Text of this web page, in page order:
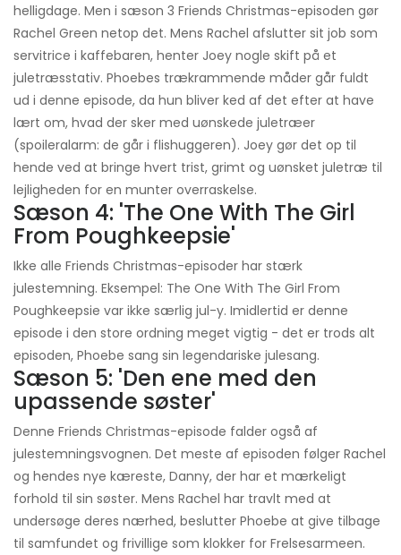
helligdage. Men i sæson 3 Friends Christmas-episoden gør
Rachel Green netop det. Mens Rachel afslutter sit job som
servitrice i kaffebaren, henter Joey nogle skift på et
juletræsstativ. Phoebes trækrammende måder går fuldt
ud i denne episode, da hun bliver ked af det efter at have
lært om, hvad der sker med uønskede juletræer
(spoileralarm: de går i flishuggeren). Joey gør det op til
hende ved at bringe hvert trist, grimt og uønsket juletræ til
lejligheden for en munter overraskelse.
Sæson 4: 'The One With The Girl
From Poughkeepsie'
Ikke alle Friends Christmas-episoder har stærk
julestemning. Eksempel: The One With The Girl From
Poughkeepsie var ikke særlig jul-y. Imidlertid er denne
episode i den store ordning meget vigtig - det er trods alt
episoden, Phoebe sang sin legendariske julesang.
Sæson 5: 'Den ene med den
upassende søster'
Denne Friends Christmas-episode falder også af
julestemningsvognen. Det meste af episoden følger Rachel
og hendes nye kæreste, Danny, der har et mærkeligt
forhold til sin søster. Mens Rachel har travlt med at
undersøge deres nærhed, beslutter Phoebe at give tilbage
til samfundet og frivillige som klokker for Frelsesarmeen.